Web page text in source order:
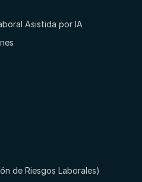
Asistida por IA
de Riesgos Laborales)